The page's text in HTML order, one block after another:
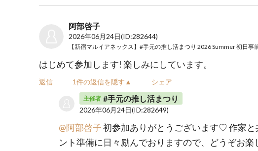
阿部啓子
2026年06月24日(ID:282644)
はじめて参加します! 楽しみにしています。
返信 1件の返信を隠す▲ シェア
主催者 #手元の推し活まつり
2026年06月24日(ID:282649)
@阿部啓子初参加ありがとうございます♡ 作家と
ント準備に日々励んでおりますので、どうぞお楽